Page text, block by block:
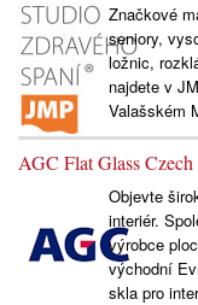
Značkové
seniory,
ložnic,
najdete v
Valašském
AGC Flat Glass
Objevte
interiér.
výrobce
východní
skla pro